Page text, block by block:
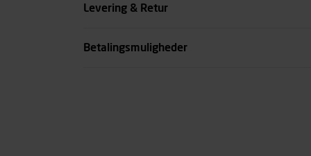
Levering & Retur
Betalingsmuligheder